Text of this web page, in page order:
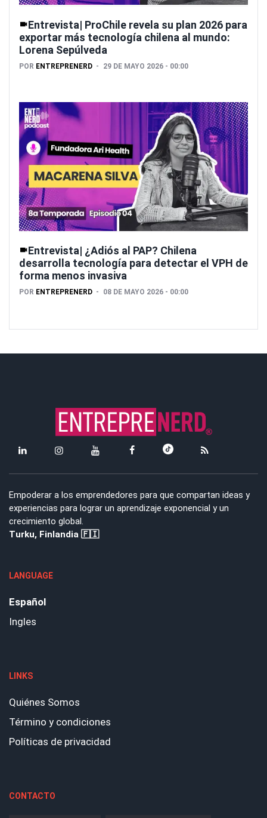
Entrevista| ProChile revela su plan 2026 para
exportar más tecnología chilena al mundo:
Lorena Sepúlveda
POR ENTREPRENERD 29 DE MAYO 2026 - 00:00
Entrevista| ¿Adiós al PAP? Chilena
desarrolla tecnología para detectar el VPH de
forma menos invasiva
POR ENTREPRENERD 08 DE MAYO 2026 - 00:00
Empoderar a los emprendedores para que compartan ideas y
experiencias para lograr un aprendizaje exponencial y un
crecimiento global.
Turku, Finlandia 🇫🇮
LANGUAGE
Español
Ingles
LINKS
Quiénes Somos
Término y condiciones
Políticas de privacidad
CONTACTO